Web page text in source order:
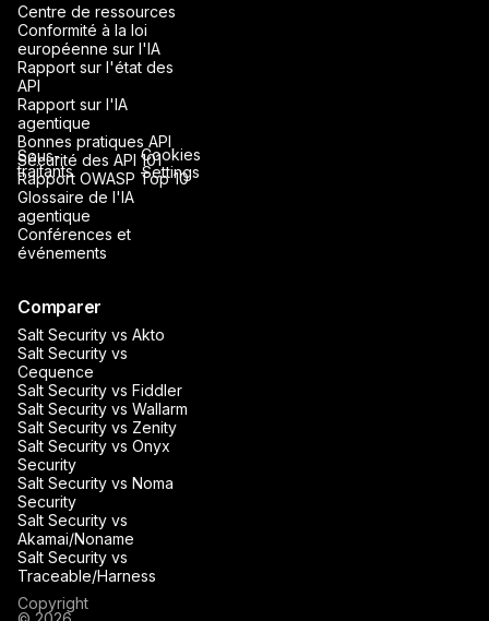
Centre de ressources
Conformité à la loi
européenne sur l'IA
Rapport sur l'état des
API
Rapport sur l'IA
agentique
Bonnes pratiques API
Sécurité des API 101
Rapport OWASP Top 10
Glossaire de l'IA
agentique
Conférences et
événements
Comparer
Salt Security vs Akto
Salt Security vs
Cequence
Salt Security vs Fiddler
Salt Security vs Wallarm
Salt Security vs Zenity
Salt Security vs Onyx
Security
Salt Security vs Noma
Security
Salt Security vs
Akamai/Noname
Salt Security vs
Traceable/Harness
Sous-
traitants
Cookies
Settings
Copyright